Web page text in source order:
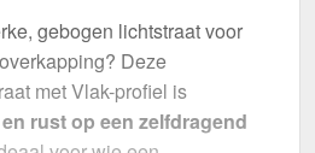
gebogen lichtstraat voor
Deze
met Vlak-profiel is
rust op een zelfdragend